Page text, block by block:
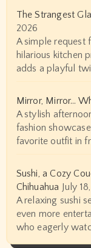
The Strangest
2026
A simple request
hilarious kitchen
adds a playful
Mirror, Mirror…
A stylish
fashion
favorite outfit in
Sushi, a Cozy
Chihuahua July
A relaxing sushi
even more
who eagerly